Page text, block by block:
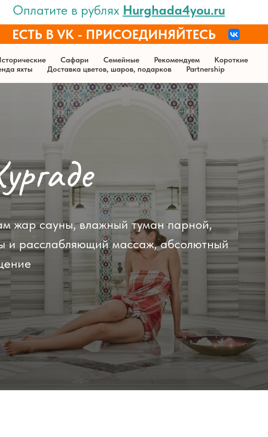
Оплатите в рублях Hurghada4you.ru
Tilda Publishing
ЕСТЬ В VK - ПРИСОЕДИНЯЙТЕСЬ
Tilda Publishing
Сафари Семейные Рекомендуем
Короткие
яхты
Доставка цветов, шаров, подарков Partnership
жар сауны, влажный туман парной,
и расслабляющий массаж, абсолютный